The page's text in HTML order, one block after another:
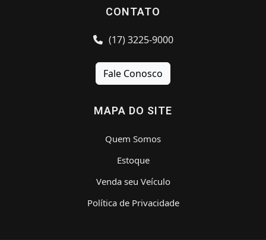
CONTATO
(17) 3225-9000
Fale Conosco
MAPA DO SITE
Quem Somos
Estoque
Venda seu Veículo
Política de Privacidade